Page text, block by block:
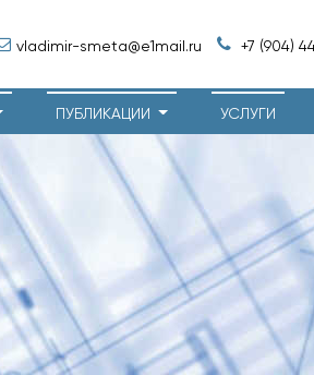
vladimir-smeta@e1mail.ru +7 (904)
ПУБЛИКАЦИИ УСЛУГИ